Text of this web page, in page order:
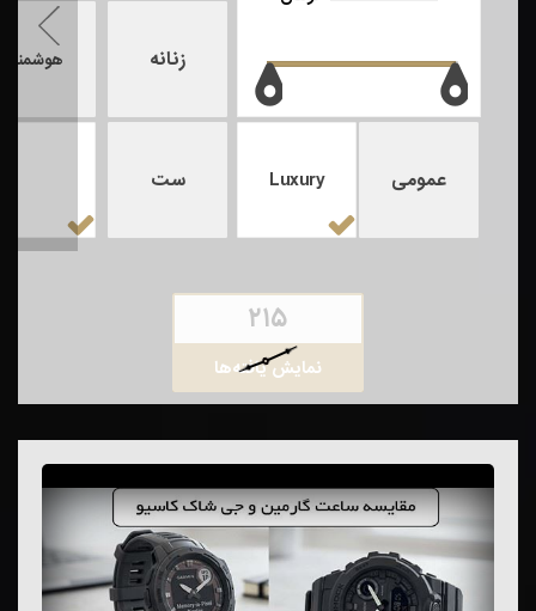
هوشمند زنانه
ست عمومی Luxury
۲۱۵
نمایش یافته‌ها